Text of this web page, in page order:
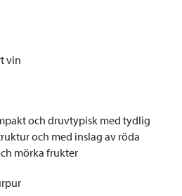
vin
och druvtypisk med tydlig
och med inslag av röda
mörka frukter